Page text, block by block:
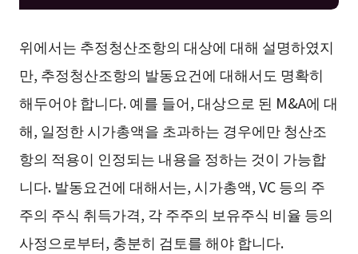
위에서는 추정청산조항의 대상에 대해 설명하였지
만, 추정청산조항의 발동요건에 대해서도 명확히
해두어야 합니다. 예를 들어, 대상으로 된 M&A에 대
해, 일정한 시가총액을 초과하는 경우에만 청산조
항의 적용이 인정되는 내용을 정하는 것이 가능합
니다. 발동요건에 대해서는, 시가총액, VC 등의 주
주의 주식 취득가격, 각 주주의 보유주식 비율 등의
사정으로부터, 충분히 검토를 해야 합니다.